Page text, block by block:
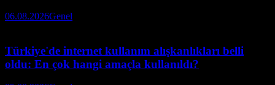
06.08.2026Genel
Türkiye'de internet kullanım alışkanlıkları belli
oldu: En çok hangi amaçla kullanıldı?